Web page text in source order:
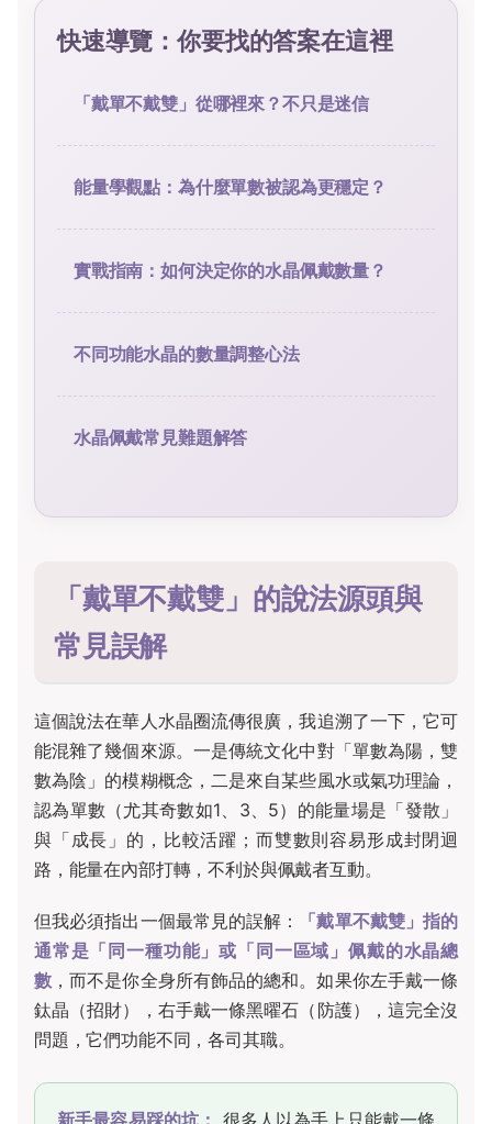
快速導覽：你要找的答案在這裡
「戴單不戴雙」從哪裡來？不只是迷信
能量學觀點：為什麼單數被認為更穩定？
實戰指南：如何決定你的水晶佩戴數量？
不同功能水晶的數量調整心法
水晶佩戴常見難題解答
「戴單不戴雙」的說法源頭與
常見誤解
這個說法在華人水晶圈流傳很廣，我追溯了一下，它可
能混雜了幾個來源。一是傳統文化中對「單數為陽，雙
數為陰」的模糊概念，二是來自某些風水或氣功理論，
認為單數（尤其奇數如1、3、5）的能量場是「發散」
與「成長」的，比較活躍；而雙數則容易形成封閉迴
路，能量在內部打轉，不利於與佩戴者互動。
但我必須指出一個最常見的誤解：
「戴單不戴雙」指的
通常是「同一種功能」或「同一區域」佩戴的水晶總
數 ，而不是你全身所有飾品的總和。如果你左手戴一條
鈦晶（招財），右手戴一條黑曜石（防護），這完全沒
問題，它們功能不同，各司其職。
新手最容易踩的坑： 很多人以為手上只能戴一條